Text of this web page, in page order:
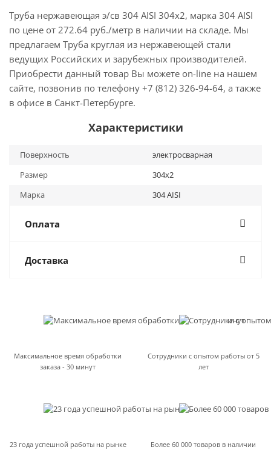
Труба нержавеющая э/св 304 AISI 304х2, марка 304 AISI
по цене от 272.64 руб./метр в наличии на складе. Мы
предлагаем Труба круглая из нержавеющей стали
ведущих Российских и зарубежных производителей.
Приобрести данный товар Вы можете on-line на нашем
сайте, позвонив по телефону +7 (812) 326-94-64, а также
в офисе в Санкт-Петербурге.
Характеристики
Поверхность
электросварная
Размер
304х2
Марка
304 AISI
Оплата
Доставка
Максимальное время обработки
заказа - 30 минут
Сотрудники с опытом работы от 5
лет
23 года успешной работы на рынке Более 60 000 товаров в наличии